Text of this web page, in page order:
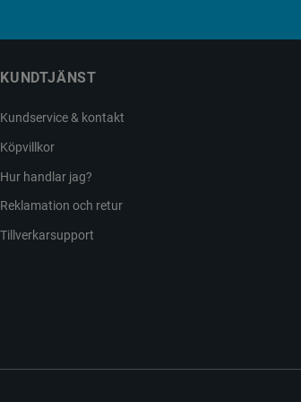
KUNDTJÄNST
Kundservice & kontakt
Köpvillkor
Hur handlar jag?
Reklamation och retur
Tillverkarsupport